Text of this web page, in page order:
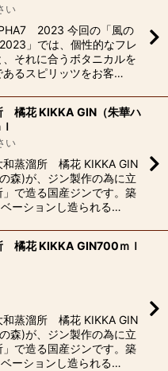
い
2023 今回の「風の
」では、個性的なフレ
それに合うボタニカルを
るスピリッツをお客…
橘花 KIKKA GIN（朱華ハ
い
蒸溜所 橘花 KIKKA GIN
森)が、ジン製作の為に立
で造る国産ジンです。築
ーションし造られる…
橘花 KIKKA GIN700ｍｌ
蒸溜所 橘花 KIKKA GIN
森)が、ジン製作の為に立
で造る国産ジンです。築
ーションし造られる…